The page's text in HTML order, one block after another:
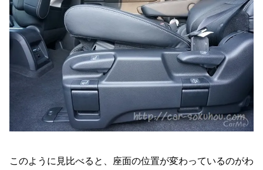
このように見比べると、座面の位置が変わっているのがわ